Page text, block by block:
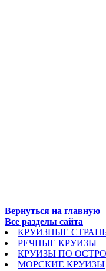
Вернуться на главную
Все разделы сайта
КРУИЗНЫЕ
РЕЧНЫЕ КРУИЗЫ
КРУИЗЫ ПО
МОРСКИЕ КРУИЗЫ